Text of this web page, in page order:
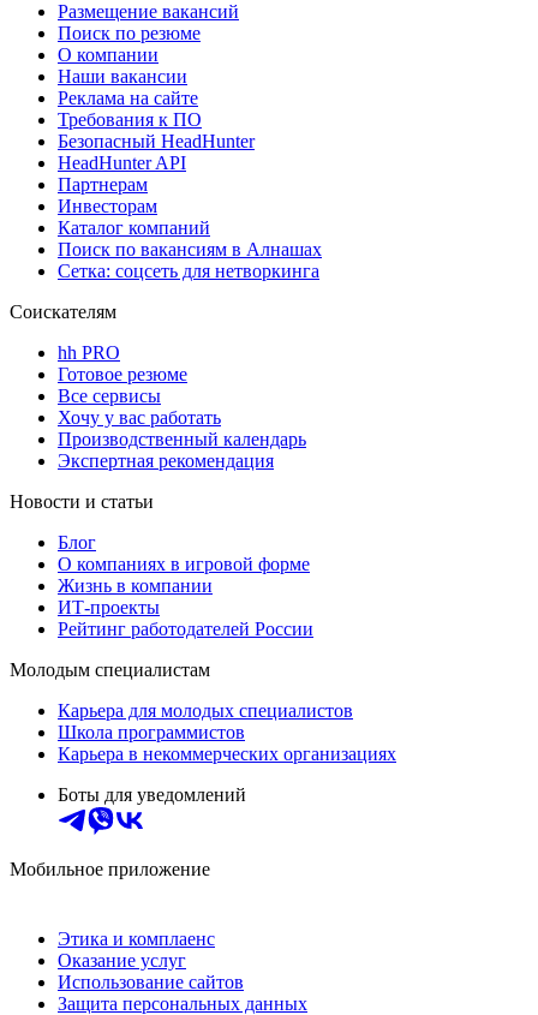
Размещение вакансий
Поиск по резюме
О компании
Наши вакансии
Реклама на сайте
Требования к ПО
Безопасный HeadHunter
HeadHunter API
Партнерам
Инвесторам
Каталог компаний
Поиск по вакансиям в Алнашах
Сетка: соцсеть для нетворкинга
Соискателям
hh PRO
Готовое резюме
Все сервисы
Хочу у вас работать
Производственный календарь
Экспертная рекомендация
Новости и статьи
Блог
О компаниях в игровой форме
Жизнь в компании
ИТ-проекты
Рейтинг работодателей России
Молодым специалистам
Карьера для молодых специалистов
Школа программистов
Карьера в некоммерческих организациях
Боты для уведомлений
Мобильное приложение
Этика и комплаенс
Оказание услуг
Использование сайтов
Защита персональных данных